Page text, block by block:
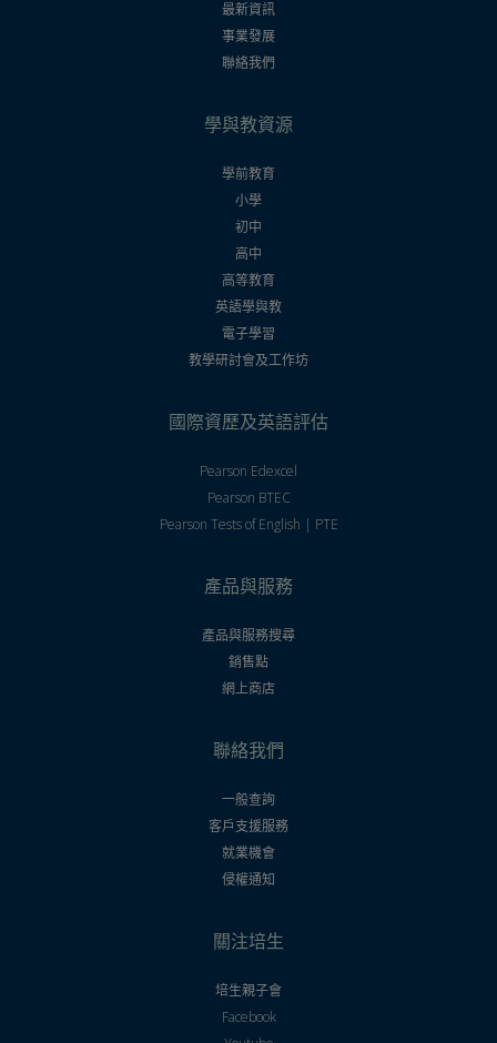
最新資訊
事業發展
聯絡我們
學與教資源
學前教育
小學
初中
高中
高等教育
英語學與教
電子學習
教學研討會及工作坊
國際資歷及英語評估
Pearson Edexcel
Pearson BTEC
Pearson Tests of English | PTE
產品與服務
產品與服務搜尋
銷售點
網上商店
聯絡我們
一般查詢
客戶支援服務
就業機會
侵權通知
關注培生
培生親子會
Facebook